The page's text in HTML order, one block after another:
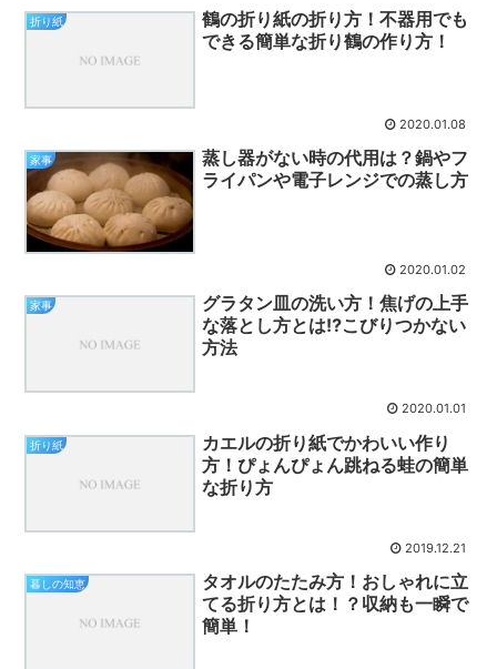
折り紙
鶴の折り紙の折り方！不器用でも
できる簡単な折り鶴の作り方！
2020.01.08
家事
蒸し器がない時の代用は？鍋やフ
ライパンや電子レンジでの蒸し方
2020.01.02
家事
グラタン皿の洗い方！焦げの上手
な落とし方とは⁉こびりつかない
方法
2020.01.01
折り紙
カエルの折り紙でかわいい作り
方！ぴょんぴょん跳ねる蛙の簡単
な折り方
2019.12.21
暮しの知恵
タオルのたたみ方！おしゃれに立
てる折り方とは！？収納も一瞬で
簡単！